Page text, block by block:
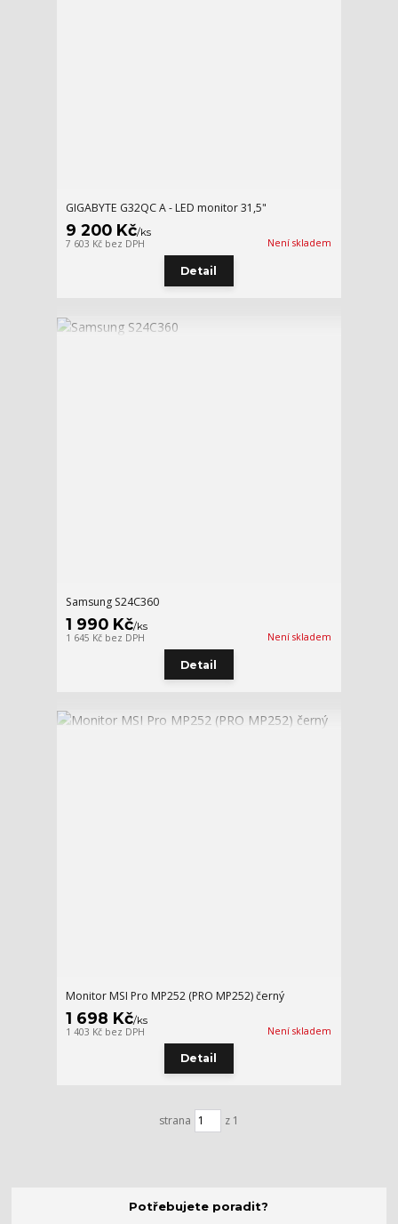
GIGABYTE G32QC A - LED monitor 31,5"
9 200 Kč/ks
7 603 Kč bez DPH Není skladem
Detail
Samsung S24C360
1 990 Kč/ks
1 645 Kč bez DPH Není skladem
Detail
Monitor MSI Pro MP252 (PRO MP252) černý
1 698 Kč/ks
1 403 Kč bez DPH Není skladem
Detail
strana z 1
Potřebujete poradit?